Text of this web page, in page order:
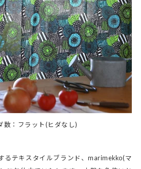
数：フラット(ヒダなし)
るテキスタイルブランド、marimekko(マ